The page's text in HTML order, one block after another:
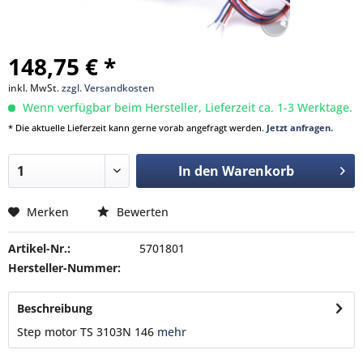
148,75 € *
inkl. MwSt.zzgl. Versandkosten
Wenn verfügbar beim Hersteller, Lieferzeit ca. 1-3 Werktage.
* Die aktuelle Lieferzeit kann gerne vorab angefragt werden. Jetzt anfragen.
In den Warenkorb
Merken Bewerten
Artikel-Nr.:
5701801
Hersteller-Nummer:
Beschreibung
Step motor TS 3103N 146 mehr